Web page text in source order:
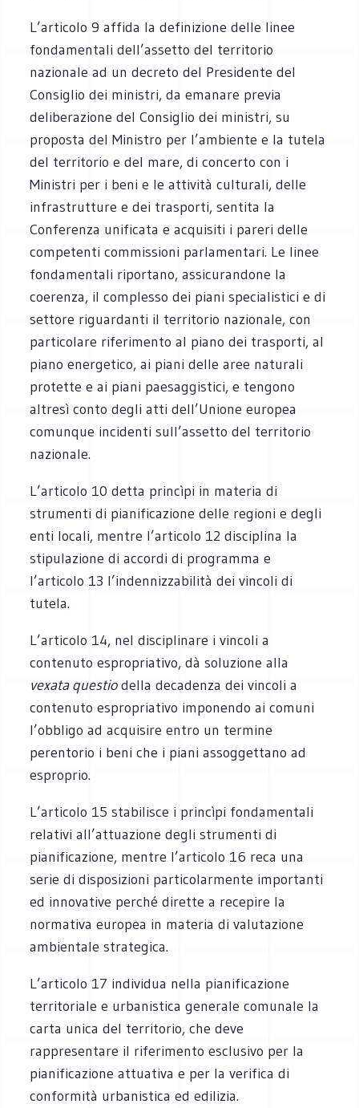
L’articolo 9 affida la definizione delle linee
fondamentali dell’assetto del territorio
nazionale ad un decreto del Presidente del
Consiglio dei ministri, da emanare previa
deliberazione del Consiglio dei ministri, su
proposta del Ministro per l’ambiente e la tutela
del territorio e del mare, di concerto con i
Ministri per i beni e le attività culturali, delle
infrastrutture e dei trasporti, sentita la
Conferenza unificata e acquisiti i pareri delle
competenti commissioni parlamentari. Le linee
fondamentali riportano, assicurandone la
coerenza, il complesso dei piani specialistici e di
settore riguardanti il territorio nazionale, con
particolare riferimento al piano dei trasporti, al
piano energetico, ai piani delle aree naturali
protette e ai piani paesaggistici, e tengono
altresì conto degli atti dell’Unione europea
comunque incidenti sull’assetto del territorio
nazionale.
L’articolo 10 detta princìpi in materia di
strumenti di pianificazione delle regioni e degli
enti locali, mentre l’articolo 12 disciplina la
stipulazione di accordi di programma e
l’articolo 13 l’indennizzabilità dei vincoli di
tutela.
L’articolo 14, nel disciplinare i vincoli a
contenuto espropriativo, dà soluzione alla
vexata questiodella decadenza dei vincoli a
contenuto espropriativo imponendo ai comuni
l’obbligo ad acquisire entro un termine
perentorio i beni che i piani assoggettano ad
esproprio.
L’articolo 15 stabilisce i princìpi fondamentali
relativi all’attuazione degli strumenti di
pianificazione, mentre l’articolo 16 reca una
serie di disposizioni particolarmente importanti
ed innovative perché dirette a recepire la
normativa europea in materia di valutazione
ambientale strategica.
L’articolo 17 individua nella pianificazione
territoriale e urbanistica generale comunale la
carta unica del territorio, che deve
rappresentare il riferimento esclusivo per la
pianificazione attuativa e per la verifica di
conformità urbanistica ed edilizia.